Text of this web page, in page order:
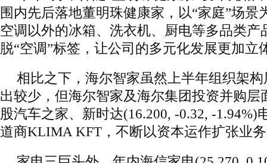
围内先后落地董明珠健康家，以“家庭”场景
空调以外的冰箱、洗衣机、厨电等多品类产
脱“空调”标签，让公司的多元化发展更加立
相比之下，海尔智家虽然上半年组织架
出较少，但海尔智家及海尔集团投资并购层
股汽车之家、新时达(16.200, -0.32, -1.94%)
道商KLIMA KFT，不断以资本运作扩张业